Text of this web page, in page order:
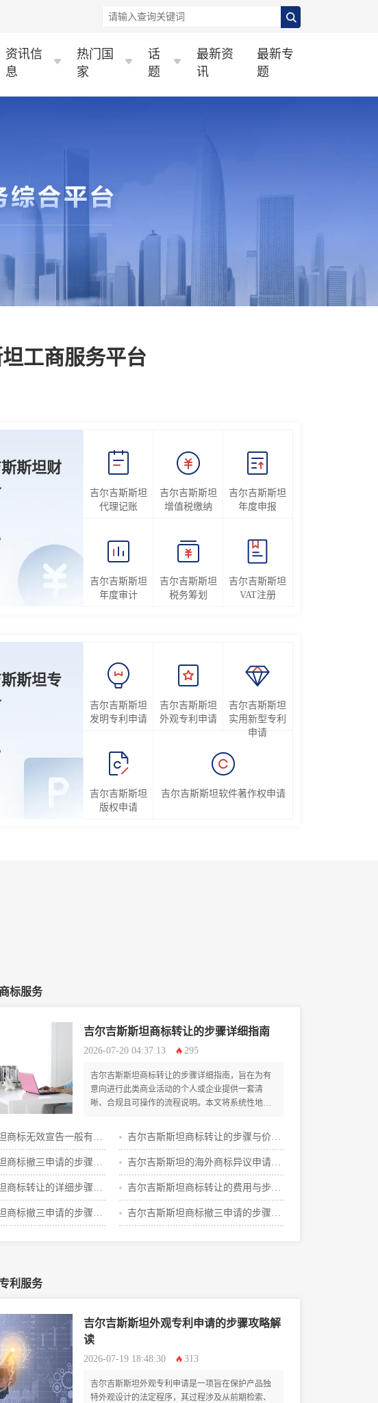
资讯信
息
热门国
家
话
题
最新资
讯
最新专
题
工商服务平台
斯坦财
吉尔吉斯斯坦
代理记账
吉尔吉斯斯坦
增值税缴纳
吉尔吉斯斯坦
年度申报
吉尔吉斯斯坦
年度审计
吉尔吉斯斯坦
税务筹划
吉尔吉斯斯坦
VAT注册
斯坦专
吉尔吉斯斯坦
发明专利申请
吉尔吉斯斯坦
外观专利申请
吉尔吉斯斯坦
实用新型专利
申请
吉尔吉斯斯坦
版权申请
吉尔吉斯斯坦软件著作权申请
标服务
吉尔吉斯斯坦商标转让的步骤详细指南
2026-07-20 04:37:13 295
吉尔吉斯斯坦商标转让的步骤详细指南，旨在为有
意向进行此类商业活动的个人或企业提供一套清
晰、合规且可操作的流程说明。本文将系统性地阐
至最终完成登记的全部环节，帮助读者规避常见风
险，高效完成商标权属的合法转移。
商标无效宣告一般有哪 吉尔吉斯斯坦商标转让的步骤与价格
明细
商标撤三申请的步骤与 吉尔吉斯斯坦的海外商标异议申请的
费用攻略
商标转让的详细步骤有 吉尔吉斯斯坦商标转让的费用与步骤
攻略
商标撤三申请的步骤与 吉尔吉斯斯坦商标撤三申请的步骤明
利服务
吉尔吉斯斯坦外观专利申请的步骤攻略解
读
2026-07-19 18:48:30 313
吉尔吉斯斯坦外观专利申请是一项旨在保护产品独
特外观设计的法定程序，其过程涉及从前期检索、